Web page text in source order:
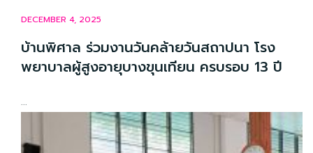
DECEMBER 4, 2025
บ้านพิศาล ร่วมงานวันคล้ายวันสถาปนา โรง
พยาบาลผู้สูงอายุบางขุนเทียน ครบรอบ 13 ปี
...